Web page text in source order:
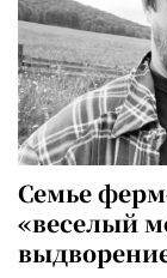
Семье
«веселый